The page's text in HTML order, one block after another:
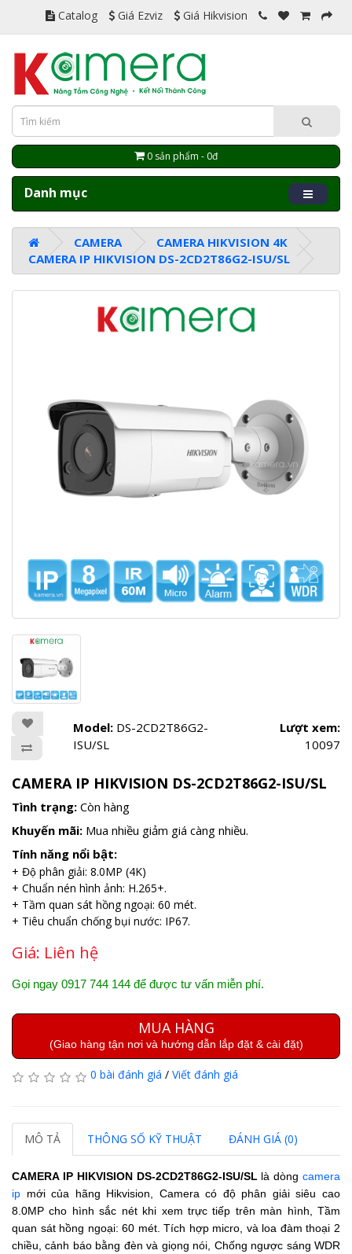
Catalog Giá Ezviz Giá Hikvision
0 sản phẩm - 0đ
Danh mục
CAMERA
CAMERA HIKVISION 4K
CAMERA IP HIKVISION DS-2CD2T86G2-ISU/SL
Model: DS-2CD2T86G2-
ISU/SL
Lượt xem:
10097
CAMERA IP HIKVISION DS-2CD2T86G2-ISU/SL
Tình trạng: Còn hàng
Khuyến mãi: Mua nhiều giảm giá càng nhiều.
Tính năng nổi bật:
+ Độ phân giải: 8.0MP (4K)
+ Chuẩn nén hình ảnh: H.265+.
+ Tầm quan sát hồng ngoại: 60 mét.
+ Tiêu chuẩn chống bụi nước: IP67.
Giá: Liên hệ
Gọi ngay 0917 744 144 để được tư vấn miễn phí.
MUA HÀNG
(Giao hàng tận nơi và hướng dẫn lắp đặt & cài đặt)
0 bài đánh giá / Viết đánh giá
MÔ TẢ THÔNG SỐ KỸ THUẬT ĐÁNH GIÁ (0)
CAMERA IP HIKVISION DS-2CD2T86G2-ISU/SL là dòng camera
ip mới của hãng Hikvision, Camera có độ phân giải siêu cao
8.0MP cho hình sắc nét khi xem trực tiếp trên màn hình, Tầm
quan sát hồng ngoại: 60 mét. Tích hợp micro, và loa đàm thoại 2
chiều, cảnh báo bằng đèn và giọng nói, Chống ngược sáng WDR